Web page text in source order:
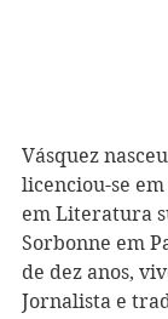
Vásquez
licenciou-se
em Literatura
Sorbonne em
de dez anos,
Jornalista e